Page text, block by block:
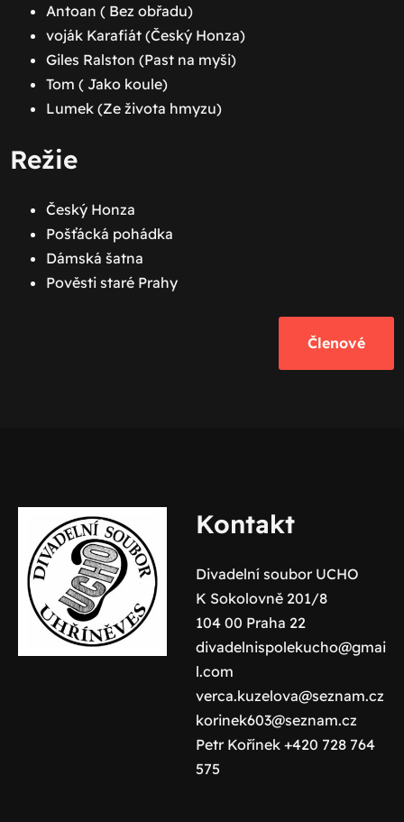
Antoan ( Bez obřadu)
voják Karafiát (Český Honza)
Giles Ralston (Past na myši)
Tom ( Jako koule)
Lumek (Ze života hmyzu)
Režie
Český Honza
Pošťácká pohádka
Dámská šatna
Pověsti staré Prahy
Členové
Kontakt
Divadelní soubor UCHO
K Sokolovně 201/8
104 00 Praha 22
divadelnispolekucho@gmai
l.com
verca.kuzelova@seznam.cz
korinek603@seznam.cz
Petr Kořínek +420 728 764
575